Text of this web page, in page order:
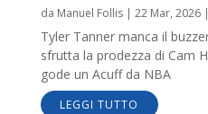
da Manuel Follis| 22 Mar, 2026|
Tyler Tanner manca il
sfrutta la prodezza di Cam
gode un Acuff da NBA
LEGGI TUTTO